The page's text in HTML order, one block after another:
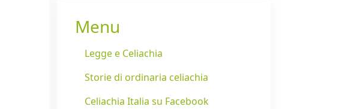
Menu
Legge e Celiachia
Storie di ordinaria celiachia
Celiachia Italia su Facebook